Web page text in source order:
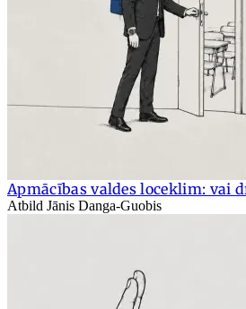
Apmācības valdes loceklim: vai
Atbild Jānis Danga-Guobis